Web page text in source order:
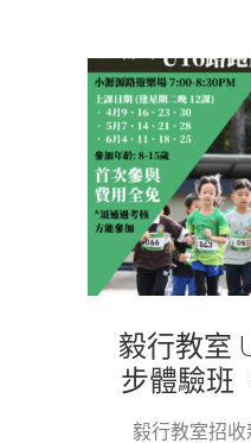
毅行教室
步體驗班
毅行教室招